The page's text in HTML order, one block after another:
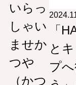
いらっ
しゃい
ませか
つや
（かつ
「
と
プへ